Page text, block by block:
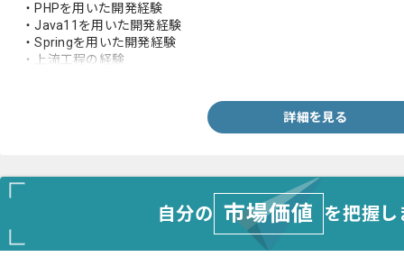
・PHPを用いた開発経験
・Java11を用いた開発経験
・Springを用いた開発経験
・上流工程の経験
詳細を見る
自分の 市場価値 を把握